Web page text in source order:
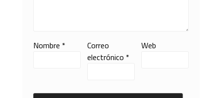
Nombre *
Correo
electrónico *
Web